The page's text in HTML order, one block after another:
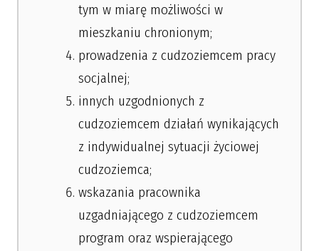
tym w miarę możliwości w
mieszkaniu chronionym;
prowadzenia z cudzoziemcem pracy
socjalnej;
innych uzgodnionych z
cudzoziemcem działań wynikających
z indywidualnej sytuacji życiowej
cudzoziemca;
wskazania pracownika
uzgadniającego z cudzoziemcem
program oraz wspierającego